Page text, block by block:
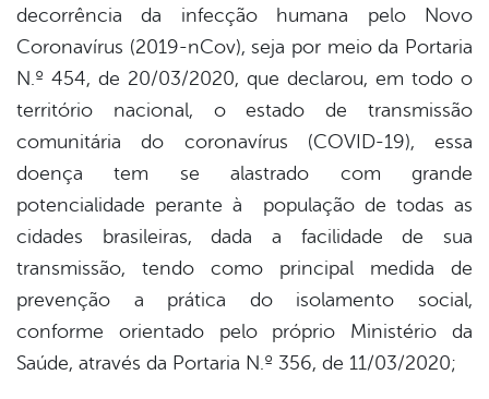
decorrência da infecção humana pelo Novo
Coronavírus (2019-nCov), seja por meio da Portaria
N.º 454, de 20/03/2020, que declarou, em todo o
território nacional, o estado de transmissão
comunitária do coronavírus (COVID-19), essa
doença tem se alastrado com grande
potencialidade perante à população de todas as
cidades brasileiras, dada a facilidade de sua
transmissão, tendo como principal medida de
prevenção a prática do isolamento social,
conforme orientado pelo próprio Ministério da
Saúde, através da Portaria N.º 356, de 11/03/2020;